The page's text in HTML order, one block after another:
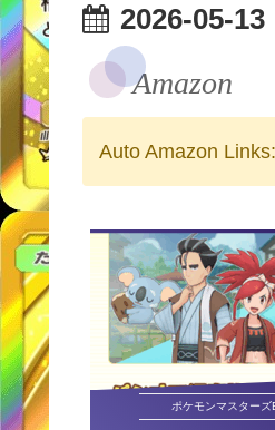
2026-05-13
Amazon
Auto Amazon
ポケモンマスターズ